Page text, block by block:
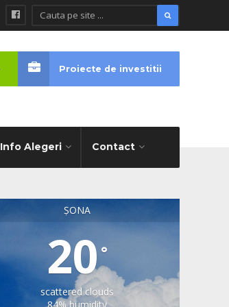
Info Alegeri Contact
Proiecte de investitii
ȘONA
20°
scattered clouds